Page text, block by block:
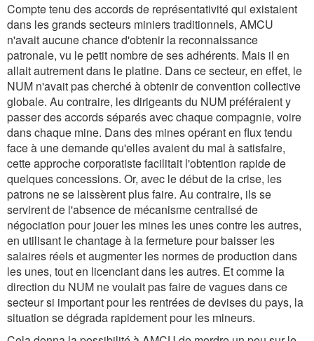
Compte tenu des accords de représentativité qui existaient
dans les grands secteurs miniers traditionnels, AMCU
n'avait aucune chance d'obtenir la reconnaissance
patronale, vu le petit nombre de ses adhérents. Mais il en
allait autrement dans le platine. Dans ce secteur, en effet, le
NUM n'avait pas cherché à obtenir de convention collective
globale. Au contraire, les dirigeants du NUM préféraient y
passer des accords séparés avec chaque compagnie, voire
dans chaque mine. Dans des mines opérant en flux tendu
face à une demande qu'elles avaient du mal à satisfaire,
cette approche corporatiste facilitait l'obtention rapide de
quelques concessions. Or, avec le début de la crise, les
patrons ne se laissèrent plus faire. Au contraire, ils se
servirent de l'absence de mécanisme centralisé de
négociation pour jouer les mines les unes contre les autres,
en utilisant le chantage à la fermeture pour baisser les
salaires réels et augmenter les normes de production dans
les unes, tout en licenciant dans les autres. Et comme la
direction du NUM ne voulait pas faire de vagues dans ce
secteur si important pour les rentrées de devises du pays, la
situation se dégrada rapidement pour les mineurs.